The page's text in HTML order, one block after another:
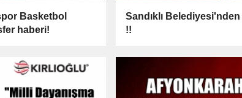
Basketbol
haberi!
Sandıklı
!!